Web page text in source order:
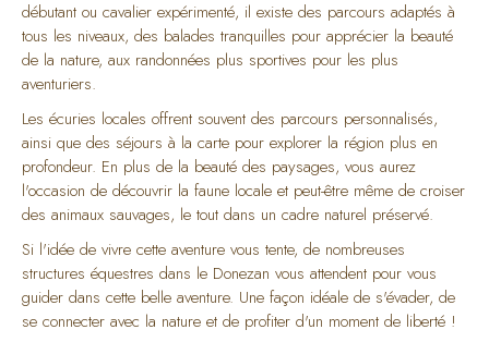
débutant ou cavalier expérimenté, il existe des parcours adaptés à
tous les niveaux, des balades tranquilles pour apprécier la beauté
de la nature, aux randonnées plus sportives pour les plus
aventuriers.
Les écuries locales offrent souvent des parcours personnalisés,
ainsi que des séjours à la carte pour explorer la région plus en
profondeur. En plus de la beauté des paysages, vous aurez
l'occasion de découvrir la faune locale et peut-être même de croiser
des animaux sauvages, le tout dans un cadre naturel préservé.
Si l'idée de vivre cette aventure vous tente, de nombreuses
structures équestres dans le Donezan vous attendent pour vous
guider dans cette belle aventure. Une façon idéale de s'évader, de
se connecter avec la nature et de profiter d'un moment de liberté !